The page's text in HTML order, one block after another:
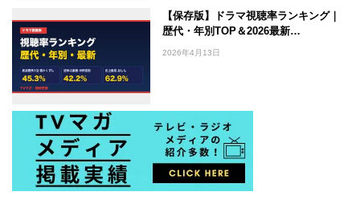
【保存版】ドラマ視聴率ランキング｜
歴代・年別TOP＆2026最新…
2026年4月13日